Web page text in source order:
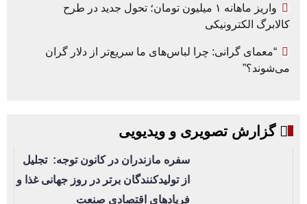
واریز ماهانه ۱ میلیون تومان؛ تحول جدید در طرح
کالابرگ الکترونیکی
“معمای گرانی: چرا لباس‌های ما سریع‌تر از دلار گران
می‌شوند؟”
گزارش تصویری و ویدیویی
سفره مازندران در کانون توجه: تجلیل
از تولیدکنندگان برتر در روز جهانی غذا و
فریادهای اقتصادی صنعت